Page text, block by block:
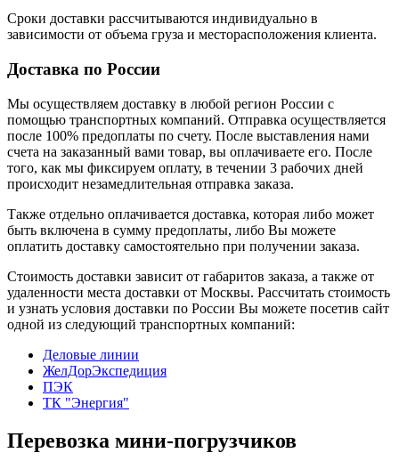
Сроки доставки рассчитываются индивидуально в
зависимости от объема груза и месторасположения клиента.
Доставка по России
Мы осуществляем доставку в любой регион России с
помощью транспортных компаний. Отправка осуществляется
после 100% предоплаты по счету. После выставления нами
счета на заказанный вами товар, вы оплачиваете его. После
того, как мы фиксируем оплату, в течении 3 рабочих дней
происходит незамедлительная отправка заказа.
Также отдельно оплачивается доставка, которая либо может
быть включена в сумму предоплаты, либо Вы можете
оплатить доставку самостоятельно при получении заказа.
Стоимость доставки зависит от габаритов заказа, а также от
удаленности места доставки от Москвы. Рассчитать стоимость
и узнать условия доставки по России Вы можете посетив сайт
одной из следующий транспортных компаний:
Деловые линии
ЖелДорЭкспедиция
ПЭК
ТК "Энергия"
Перевозка мини-погрузчиков